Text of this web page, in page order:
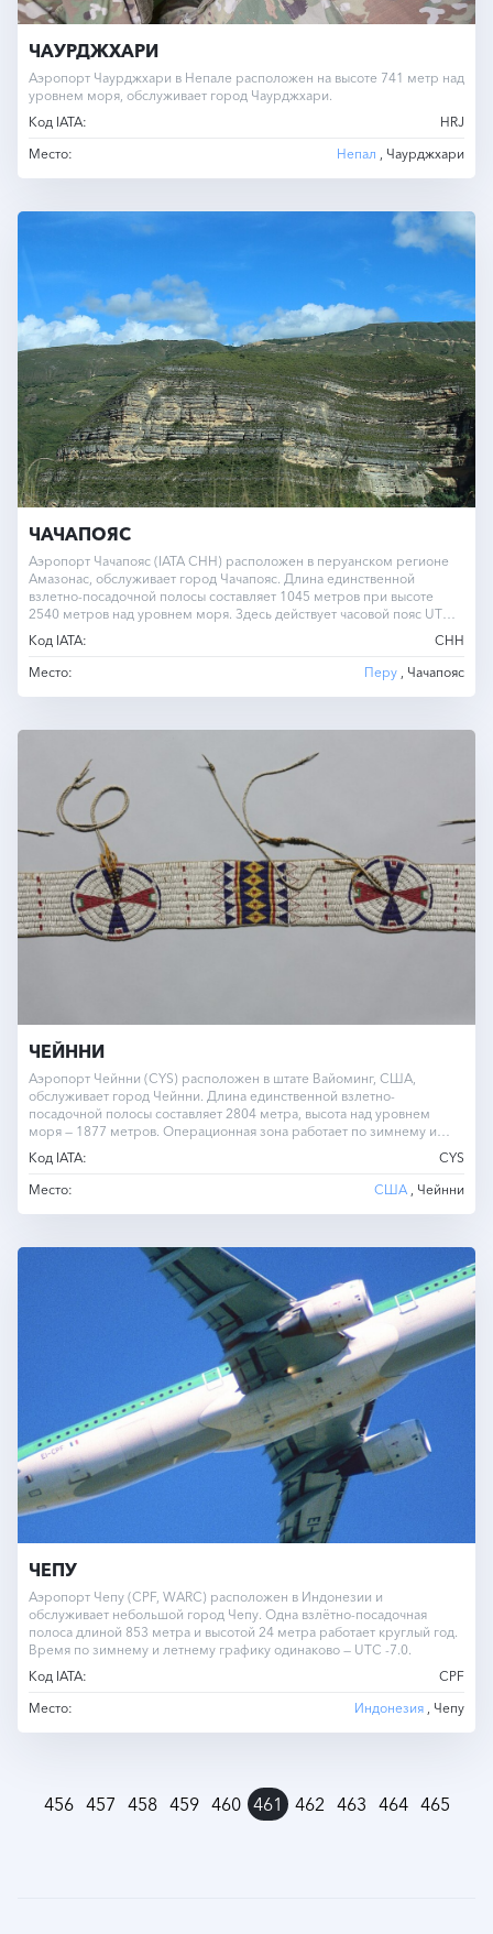
ЧАУРДЖХАРИ
Аэропорт Чаурджхари в Непале расположен на высоте 741 метр над
уровнем моря, обслуживает город Чаурджхари.
Код IATA:
HRJ
Место:
Непал , Чаурджхари
ЧАЧАПОЯС
Аэропорт Чачапояс (IATA CHH) расположен в перуанском регионе
Амазонас, обслуживает город Чачапояс. Длина единственной
взлетно-посадочной полосы составляет 1045 метров при высоте
2540 метров над уровнем моря. Здесь действует часовой пояс UTC
Код IATA:
CHH
Место:
Перу , Чачапояс
ЧЕЙННИ
Аэропорт Чейнни (CYS) расположен в штате Вайоминг, США,
обслуживает город Чейнни. Длина единственной взлетно-
посадочной полосы составляет 2804 метра, высота над уровнем
моря — 1877 метров. Операционная зона работает по зимнему и
летнему часовому…
Код IATA:
CYS
Место:
США , Чейнни
ЧЕПУ
Аэропорт Чепу (CPF, WARC) расположен в Индонезии и
обслуживает небольшой город Чепу. Одна взлётно-посадочная
полоса длиной 853 метра и высотой 24 метра работает круглый год.
Время по зимнему и летнему графику одинаково — UTC -7.0.
Код IATA:
CPF
Место:
Индонезия , Чепу
456 457 458 459 460 461 462 463 464 465